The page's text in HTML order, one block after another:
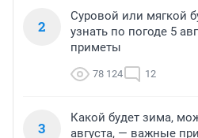
2
Суровой или мягкой
узнать по погоде 5
приметы
78 124 12
3
Какой будет зима,
августа, — важные